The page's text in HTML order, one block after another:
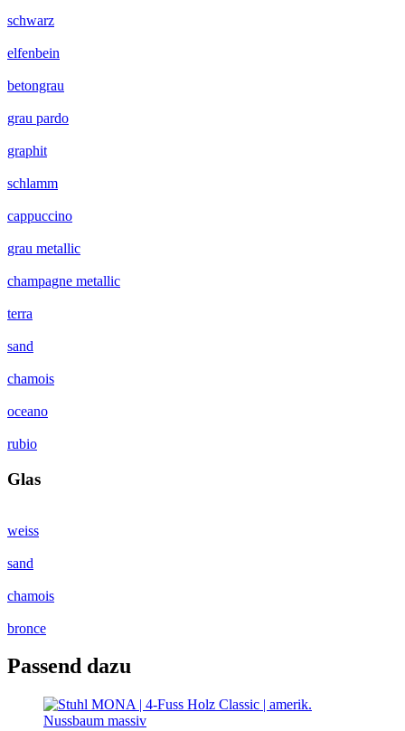
schwarz
elfenbein
betongrau
grau pardo
graphit
schlamm
cappuccino
grau metallic
champagne metallic
terra
sand
chamois
oceano
rubio
Glas
weiss
sand
chamois
bronce
Passend dazu